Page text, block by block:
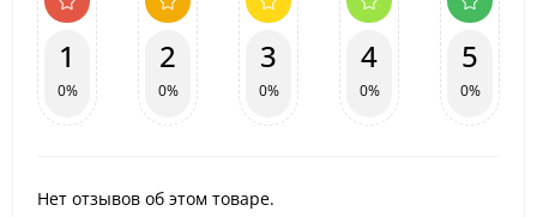
1
0%
2
0%
3
0%
4
0%
5
0%
Нет отзывов об этом товаре.